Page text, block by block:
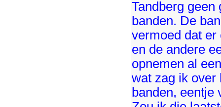
Tandberg geen
banden. De
vermoed dat er
en de andere
opnemen al
wat zag ik over
banden, eentje